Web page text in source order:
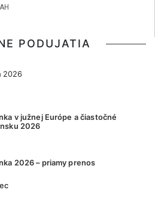
PODUJATIA
2026
v južnej Európe a čiastočné
2026
2026 – priamy prenos